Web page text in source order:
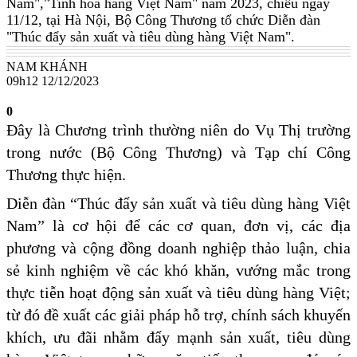
Nam","Tinh hoa hàng Việt Nam" năm 2023, chiều ngày
11/12, tại Hà Nội, Bộ Công Thương tổ chức Diễn đàn
"Thúc đẩy sản xuất và tiêu dùng hàng Việt Nam".
NAM KHÁNH
09h12 12/12/2023
0
Đây là Chương trình thường niên do Vụ Thị trường
trong nước (Bộ Công Thương) và Tạp chí Công
Thương thực hiện.
Diễn đàn “Thúc đẩy sản xuất và tiêu dùng hàng Việt
Nam” là cơ hội để các cơ quan, đơn vị, các địa
phương và cộng đồng doanh nghiệp thảo luận, chia
sẻ kinh nghiệm về các khó khăn, vướng mắc trong
thực tiễn hoạt động sản xuất và tiêu dùng hàng Việt;
từ đó đề xuất các giải pháp hỗ trợ, chính sách khuyến
khích, ưu đãi nhằm đẩy mạnh sản xuất, tiêu dùng